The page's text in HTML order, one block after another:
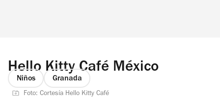
Hello Kitty Café México
Niños Granada
Foto: Cortesía Hello Kitty Café